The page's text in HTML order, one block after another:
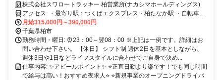
憩取得率100%！ドライバーを守ります⭐️オートマ新車納車済み＋今後も
増車予定⭐️副業OK⭐️【中型免許でOK】ご応募はこちら（04-7128-4921
採用担当まで）までお電話でもOK！！ほぼAT車で、クルーズコントロ
ールやドラレコなど全社搭載⭐️
株式会社スワロートラッキー 柏営業所(ナカシマホールディングス)
アクセス: ・最寄り駅：つくばエクスプレス・柏たなか駅 ・自転車・
バイク・自家用車通勤可
月給315,000円～390,000円
千葉県柏市
勤務時間・曜日: ⏰23：00～翌08：00 ※上記は一例です。詳細はお
問い合わせ下さい。 【休日】 シフト制 週休2日を基本としながら、
週休3日や1日などライフスタイルに合わせてご自身で決め...
仕事内容: ✨アピールポイント✨ ⭐️正直日勤より楽です！でも同じ時間
で給与は高い！おすすめ夜求人⭐️ ⭐️新規事業のオープニングドライバ